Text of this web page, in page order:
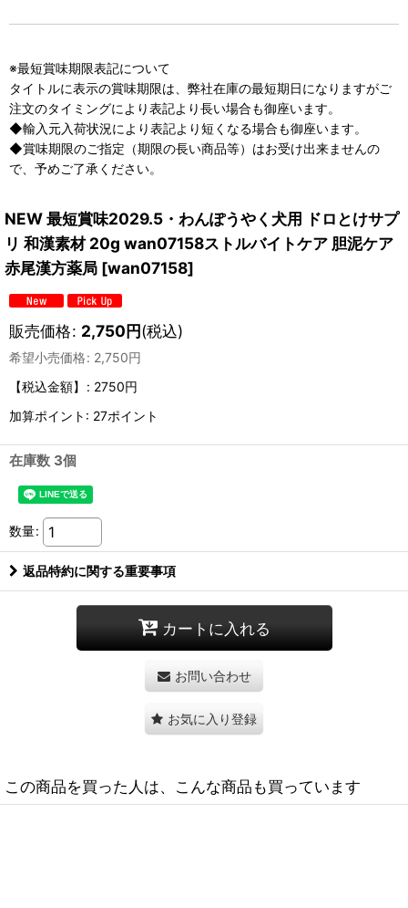
※最短賞味期限表記について
タイトルに表示の賞味期限は、弊社在庫の最短期日になりますがご
注文のタイミングにより表記より長い場合も御座います。
◆輸入元入荷状況により表記より短くなる場合も御座います。
◆賞味期限のご指定（期限の長い商品等）はお受け出来ませんの
で、予めご了承ください。
NEW 最短賞味2029.5・わんぽうやく犬用 ドロとけサプ
リ 和漢素材 20g wan07158ストルバイトケア 胆泥ケア
赤尾漢方薬局 [wan07158]
販売価格: 2,750円(税込)
希望小売価格: 2,750円
【税込金額】
: 2750円
加算ポイント: 27ポイント
在庫数 3個
数量:
返品特約に関する重要事項
カートに入れる
お問い合わせ
お気に入り登録
この商品を買った人は、こんな商品も買っています